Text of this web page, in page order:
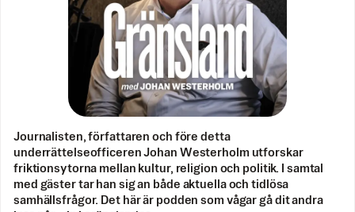
Journalisten, författaren och före detta
underrättelseofficeren Johan Westerholm utforskar
friktionsytorna mellan kultur, religion och politik. I samtal
med gäster tar han sig an både aktuella och tidlösa
samhällsfrågor. Det här är podden som vågar gå dit andra